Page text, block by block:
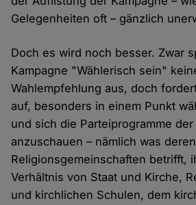
Gelegenheiten oft – gänzlich
Doch es wird noch besser. Zwar
Kampagne "Wählerisch sein"
Wahlempfehlung aus, doch
auf, besonders in einem Punkt
und sich die Parteiprogramme
anzuschauen – nämlich was
Religionsgemeinschaften betrifft,
Verhältnis von Staat und Kirche,
und kirchlichen Schulen, dem